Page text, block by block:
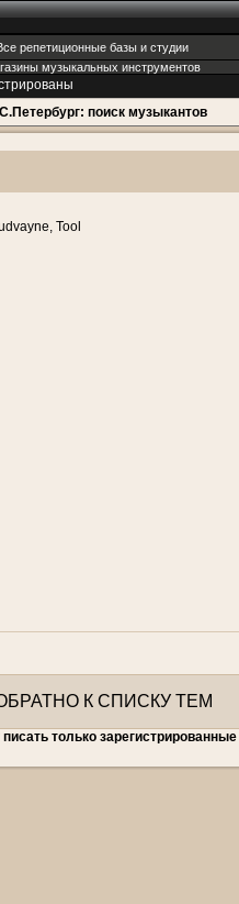
репетиционные базы и студии
музыкальных инструментов
С.Петербург: поиск музыкантов
Tool
К СПИСКУ ТЕМ
только